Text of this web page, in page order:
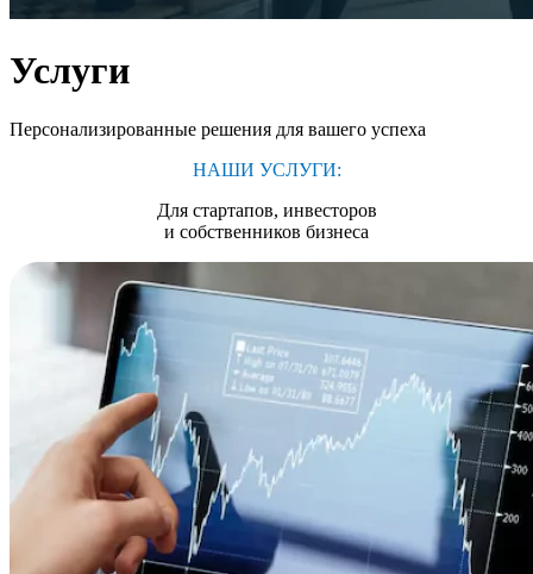
Услуги
Персонализированные решения для вашего успеха
НАШИ УСЛУГИ:
Для стартапов, инвесторов
и собственников бизнеса